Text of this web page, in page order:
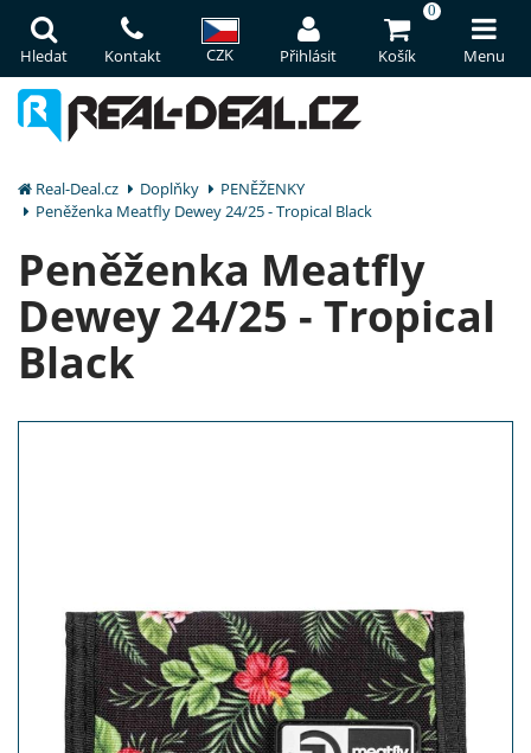
Hledat Kontakt CZK Přihlásit
0
Košík Menu
Real-Deal.cz Doplňky
PENĚŽENKY
Peněženka Meatfly Dewey 24/25 - Tropical Black
Peněženka Meatfly
Dewey 24/25 - Tropical
Black